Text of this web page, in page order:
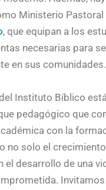
Ministerio Pastoral
, que equipan a los
necesarias para
en sus comunidades.
Instituto Bíblico
pedagógico que
con la
no solo el
el desarrollo de una